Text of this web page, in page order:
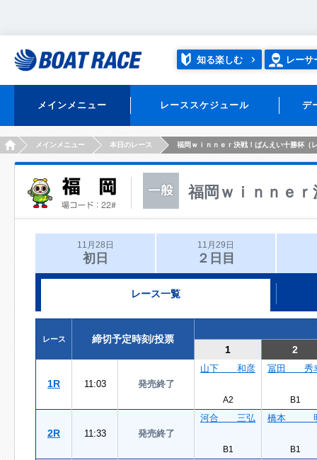
知る楽しむ レーサ
メインメニュー レーススケジュール デ
HOMEメインメニュー 本日のレース 福岡ｗｉｎｎｅｒ決戦！ばんえい十勝杯（
福岡ｗｉｎｎｅ
11月28日
初日
11月29日
２日目
レース一覧
レース
締切予定時刻/投票
1
2
1R 11:03 発売終了
山下 和彦
A2
冨田 秀
B1
2R 11:33 発売終了
河合 三弘
B1
橋本
B1